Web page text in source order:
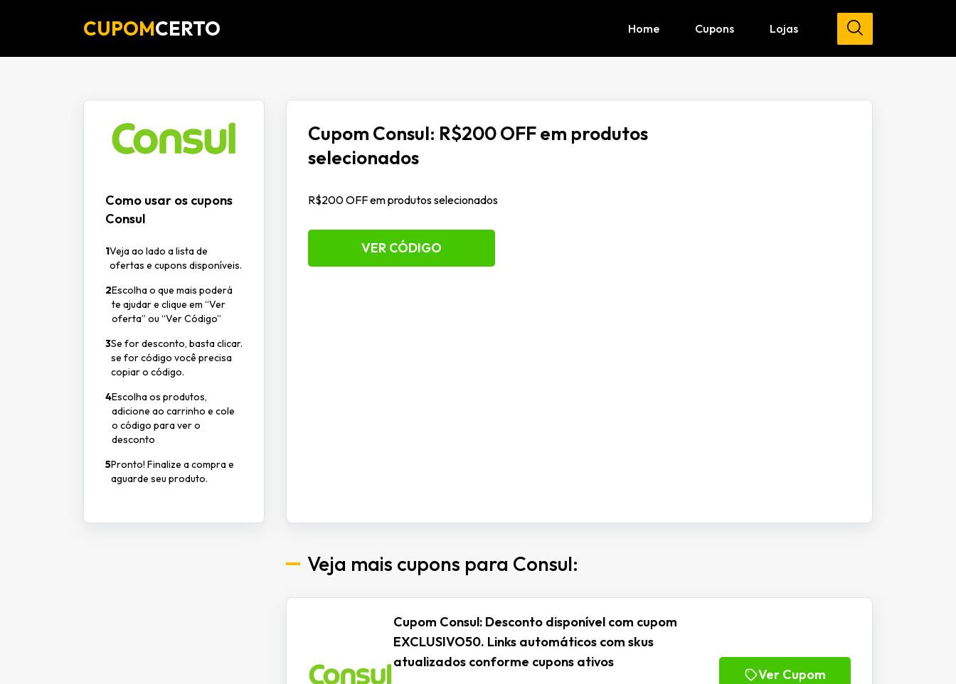
CUPOMCERTO Home Cupons Lojas
Como usar os cupons
Consul
1Veja ao lado a lista de
ofertas e cupons disponíveis.
2Escolha o que mais poderá
te ajudar e clique em “Ver
oferta” ou “Ver Código”
3Se for desconto, basta clicar.
se for código você precisa
copiar o código.
4Escolha os produtos,
adicione ao carrinho e cole
o código para ver o
desconto
5Pronto! Finalize a compra e
aguarde seu produto.
Cupom Consul: R$200 OFF em produtos
selecionados
R$200 OFF em produtos selecionados
VER CÓDIGO
Veja mais cupons para Consul:
Cupom Consul: Desconto disponível com cupom
EXCLUSIVO50. Links automáticos com skus
atualizados conforme cupons ativos
Ver Cupom